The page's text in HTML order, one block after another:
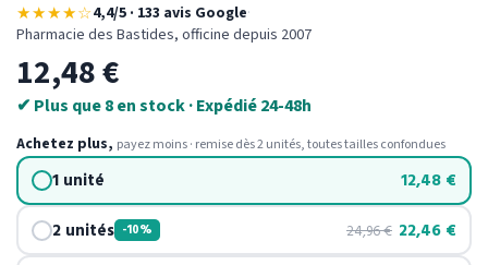
★★★★☆4,4/5 · 133 avis Google·
Pharmacie des Bastides, officine depuis 2007
12,48€
✔ Plus que 8 en stock · Expédié 24-48h
Achetez plus, payez moins · remise dès 2 unités, toutes tailles confondues
1 unité 12,48 €
2 unités -10% 24,96€ 22,46 €